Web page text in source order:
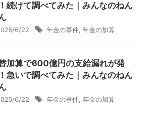
続けて調べてみた｜みんなのねん
6/22 年金の事件 年金の加算
加算で600億円の支給漏れが発
急いで調べてみた｜みんなのねん
6/22 年金の事件 年金の加算